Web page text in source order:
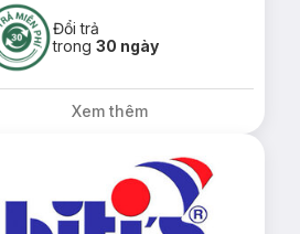
Đổi trả
trong30 ngày
Xem thêm